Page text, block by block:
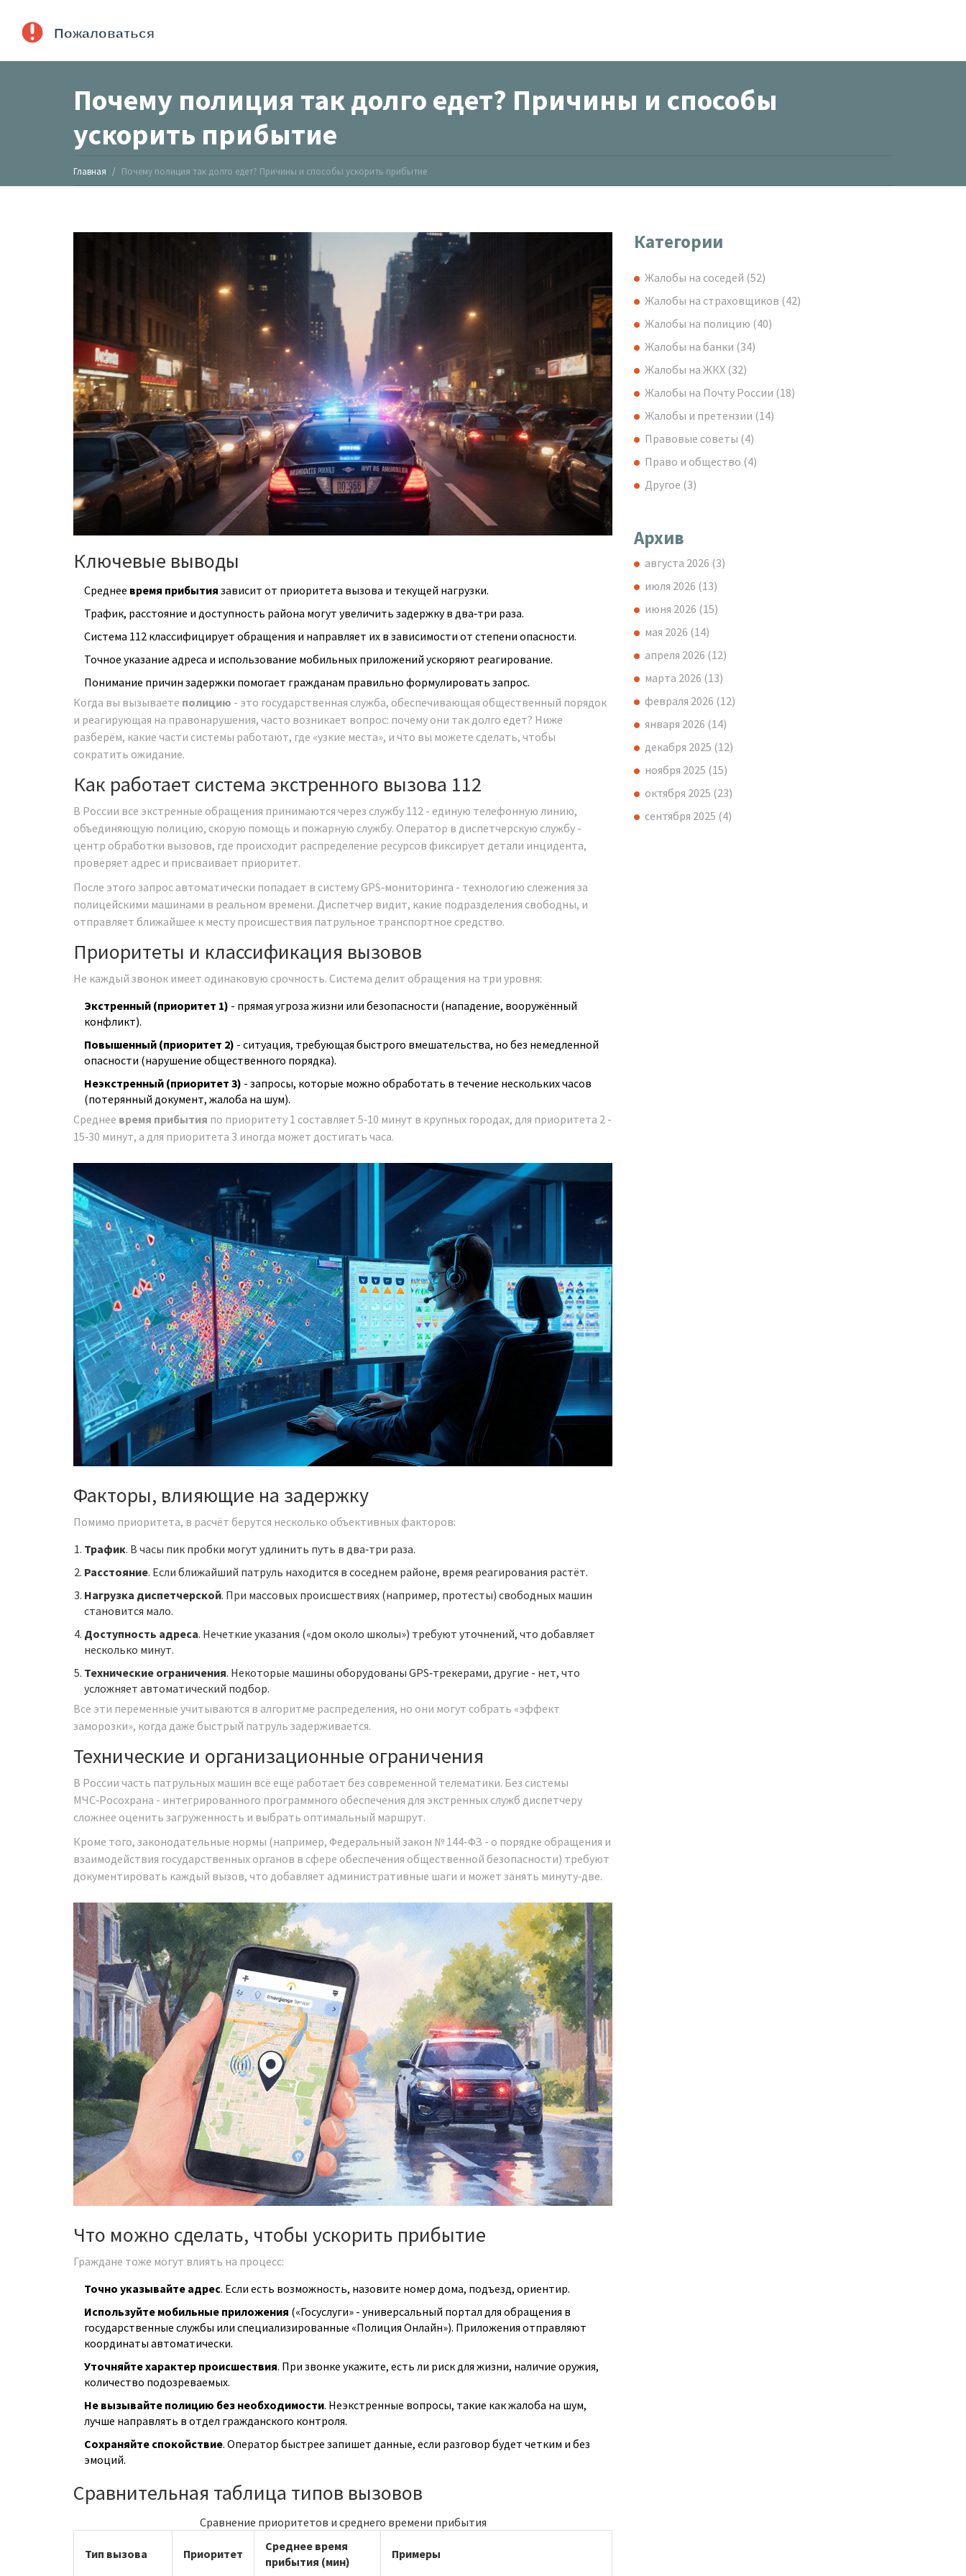
Почему полиция так долго едет? Причины и способы
ускорить прибытие
Главная Почему полиция так долго едет? Причины и способы ускорить прибытие
Ключевые выводы
Среднее время прибытия зависит от приоритета вызова и текущей нагрузки.
Трафик, расстояние и доступность района могут увеличить задержку в два‑три раза.
Система 112 классифицирует обращения и направляет их в зависимости от степени опасности.
Точное указание адреса и использование мобильных приложений ускоряют реагирование.
Понимание причин задержки помогает гражданам правильно формулировать запрос.
Когда вы вызываете полицию - это государственная служба, обеспечивающая общественный порядок
и реагирующая на правонарушения, часто возникает вопрос: почему они так долго едет? Ниже
разберём, какие части системы работают, где «узкие места», и что вы можете сделать, чтобы
сократить ожидание.
Как работает система экстренного вызова 112
В России все экстренные обращения принимаются через службу 112 - единую телефонную линию,
объединяющую полицию, скорую помощь и пожарную службу. Оператор в диспетчерскую службу -
центр обработки вызовов, где происходит распределение ресурсов фиксирует детали инцидента,
проверяет адрес и присваивает приоритет.
После этого запрос автоматически попадает в системуGPS‑мониторинга - технологию слежения за
полицейскими машинами в реальном времени. Диспетчер видит, какие подразделения свободны, и
отправляет ближайшее к месту происшествия патрульное транспортное средство.
Приоритеты и классификация вызовов
Не каждый звонок имеет одинаковую срочность. Система делит обращения на три уровня:
Экстренный (приоритет 1) - прямая угроза жизни или безопасности (нападение, вооружённый
конфликт).
Повышенный (приоритет 2) - ситуация, требующая быстрого вмешательства, но без немедленной
опасности (нарушение общественного порядка).
Неэкстренный (приоритет 3) - запросы, которые можно обработать в течение нескольких часов
(потерянный документ, жалоба на шум).
Среднее время прибытия по приоритету 1 составляет 5‑10 минут в крупных городах, для приоритета 2 -
15‑30 минут, а для приоритета 3 иногда может достигать часа.
Факторы, влияющие на задержку
Помимо приоритета, в расчёт берутся несколько объективных факторов:
Трафик. В часы пик пробки могут удлинить путь в два‑три раза.
Расстояние. Если ближайший патруль находится в соседнем районе, время реагирования растёт.
Нагрузка диспетчерской. При массовых происшествиях (например, протесты) свободных машин
становится мало.
Доступность адреса. Нечеткие указания («дом около школы») требуют уточнений, что добавляет
несколько минут.
Технические ограничения. Некоторые машины оборудованы GPS‑трекерами, другие - нет, что
усложняет автоматический подбор.
Все эти переменные учитываются в алгоритме распределения, но они могут собрать «эффект
заморозки», когда даже быстрый патруль задерживается.
Технические и организационные ограничения
В России часть патрульных машин всё ещё работает без современной телематики. Без системы
МЧС‑Росохрана - интегрированного программного обеспечения для экстренных служб диспетчеру
сложнее оценить загруженность и выбрать оптимальный маршрут.
Кроме того, законодательные нормы (например, Федеральный закон № 144-ФЗ - о порядке обращения и
взаимодействия государственных органов в сфере обеспечения общественной безопасности) требуют
документировать каждый вызов, что добавляет административные шаги и может занять минуту‑две.
Что можно сделать, чтобы ускорить прибытие
Граждане тоже могут влиять на процесс:
Точно указывайте адрес. Если есть возможность, назовите номер дома, подъезд, ориентир.
Используйте мобильные приложения («Госуслуги» - универсальный портал для обращения в
государственные службы или специализированные «Полиция Онлайн»). Приложения отправляют
координаты автоматически.
Уточняйте характер происшествия. При звонке укажите, есть ли риск для жизни, наличие оружия,
количество подозреваемых.
Не вызывайте полицию без необходимости. Неэкстренные вопросы, такие как жалоба на шум,
лучше направлять в отдел гражданского контроля.
Сохраняйте спокойствие. Оператор быстрее запишет данные, если разговор будет четким и без
эмоций.
Сравнительная таблица типов вызовов
Сравнение приоритетов и среднего времени прибытия
Тип вызова Приоритет
Среднее время
прибытия (мин)
Примеры
Категории
Жалобы на соседей (52)
Жалобы на страховщиков (42)
Жалобы на полицию (40)
Жалобы на банки (34)
Жалобы на ЖКХ (32)
Жалобы на Почту России (18)
Жалобы и претензии (14)
Правовые советы (4)
Право и общество (4)
Другое (3)
Архив
августа 2026 (3)
июля 2026 (13)
июня 2026 (15)
мая 2026 (14)
апреля 2026 (12)
марта 2026 (13)
февраля 2026 (12)
января 2026 (14)
декабря 2025 (12)
ноября 2025 (15)
октября 2025 (23)
сентября 2025 (4)